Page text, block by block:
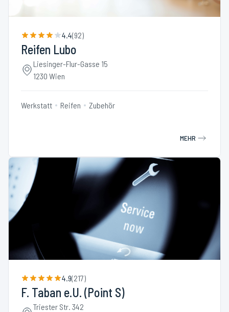
4.4(92)
Reifen Lubo
Liesinger-Flur-Gasse 15
1230 Wien
Werkstatt Reifen Zubehör
MEHR
4.9(217)
F. Taban e.U. (Point S)
Triester Str. 342